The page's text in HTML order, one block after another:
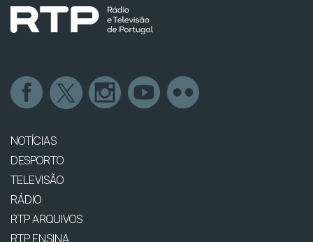
NOTÍCIAS
DESPORTO
TELEVISÃO
RÁDIO
RTP ARQUIVOS
RTP ENSINA